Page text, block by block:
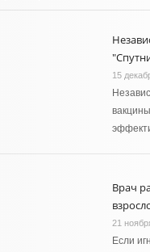
15
Врач
21
Если